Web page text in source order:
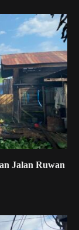
Jalan Ruwan